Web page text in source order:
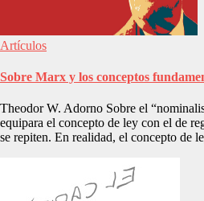
Artículos
Sobre Marx y los conceptos
Theodor W. Adorno Sobre el
equipara el concepto de ley con el de
se repiten. En realidad, el concepto de